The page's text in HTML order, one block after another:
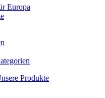
Europa
Produkte